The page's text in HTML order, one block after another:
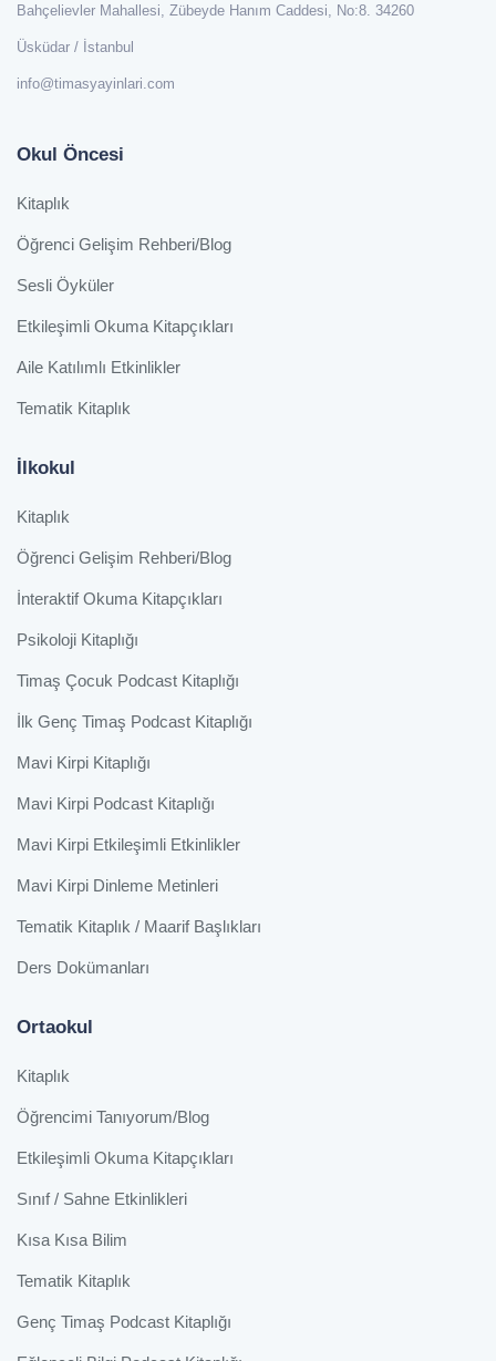
Bahçelievler Mahallesi, Zübeyde Hanım Caddesi, No:8. 34260
Üsküdar / İstanbul
info@timasyayinlari.com
Okul Öncesi
Kitaplık
Öğrenci Gelişim Rehberi/Blog
Sesli Öyküler
Etkileşimli Okuma Kitapçıkları
Aile Katılımlı Etkinlikler
Tematik Kitaplık
İlkokul
Kitaplık
Öğrenci Gelişim Rehberi/Blog
İnteraktif Okuma Kitapçıkları
Psikoloji Kitaplığı
Timaş Çocuk Podcast Kitaplığı
İlk Genç Timaş Podcast Kitaplığı
Mavi Kirpi Kitaplığı
Mavi Kirpi Podcast Kitaplığı
Mavi Kirpi Etkileşimli Etkinlikler
Mavi Kirpi Dinleme Metinleri
Tematik Kitaplık / Maarif Başlıkları
Ders Dokümanları
Ortaokul
Kitaplık
Öğrencimi Tanıyorum/Blog
Etkileşimli Okuma Kitapçıkları
Sınıf / Sahne Etkinlikleri
Kısa Kısa Bilim
Tematik Kitaplık
Genç Timaş Podcast Kitaplığı